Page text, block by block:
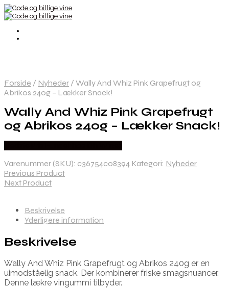
Forside / Nyheder / Wally And Whiz Pink Grapefrugt og
Abrikos 240g – Lækker Snack!
Wally And Whiz Pink Grapefrugt
og Abrikos 240g – Lækker Snack!
Varenummer (SKU): c36754c08394 Kategori: Nyheder
Previous Product
Next Product
Beskrivelse
Yderligere information
Beskrivelse
Wally And Whiz Pink Grapefrugt og Abrikos 240g er en
uimodståelig snack. Der kombinerer friske smagsnuancer.
Denne lækre vingummi tilbyder.